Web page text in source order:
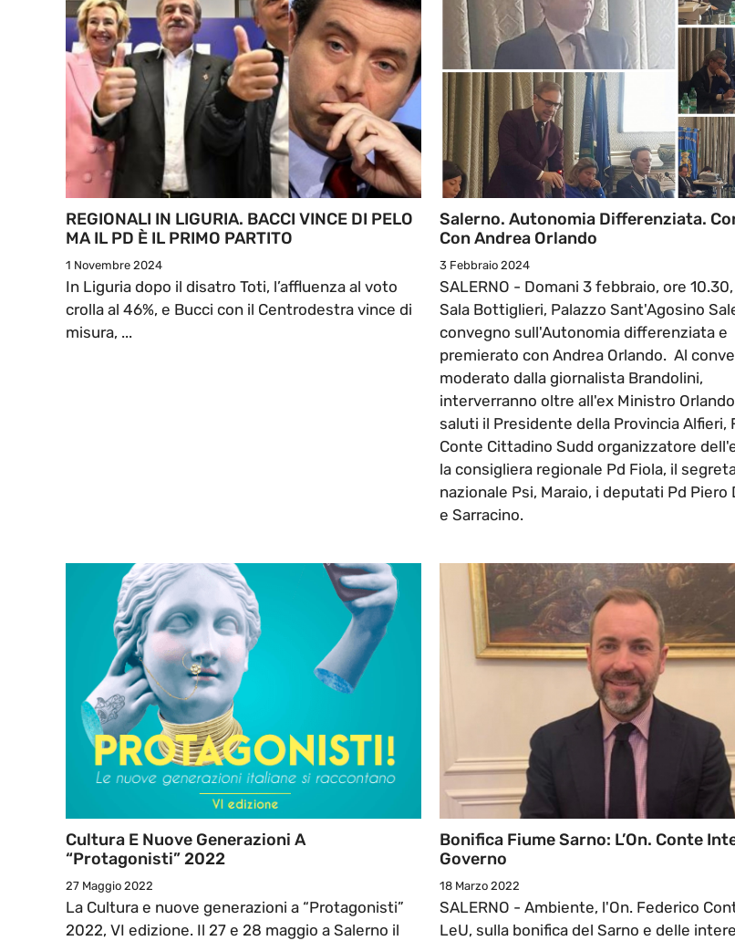
REGIONALI IN LIGURIA. BACCI VINCE DI PELO
MA IL PD È IL PRIMO PARTITO
1 Novembre 2024
In Liguria dopo il disatro Toti, l’affluenza al voto
crolla al 46%, e Bucci con il Centrodestra vince di
misura, ...
Salerno. Autonomia Differenziata.
Con Andrea Orlando
3 Febbraio 2024
SALERNO - Domani 3 febbraio, ore
Sala Bottiglieri, Palazzo Sant'Agosino
convegno sull'Autonomia differenziata e
premierato con Andrea Orlando. Al
moderato dalla giornalista Brandolini,
interverranno oltre all'ex Ministro
saluti il Presidente della Provincia Alfieri,
Conte Cittadino Sudd organizzatore
la consigliera regionale Pd Fiola, il
nazionale Psi, Maraio, i deputati Pd Piero
e Sarracino.
Cultura E Nuove Generazioni A
“Protagonisti” 2022
27 Maggio 2022
La Cultura e nuove generazioni a “Protagonisti”
2022, VI edizione. Il 27 e 28 maggio a Salerno il
Bonifica Fiume Sarno: L’On. Conte
Governo
18 Marzo 2022
SALERNO - Ambiente, l'On. Federico
LeU, sulla bonifica del Sarno e delle